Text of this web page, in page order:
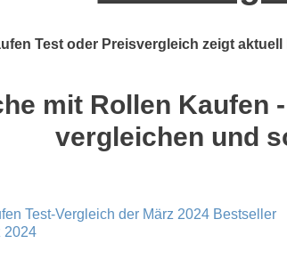
Test oder Preisvergleich zeigt
mit Rollen Kaufen
vergleichen und
Test-Vergleich der März 2024 Bestseller
2024